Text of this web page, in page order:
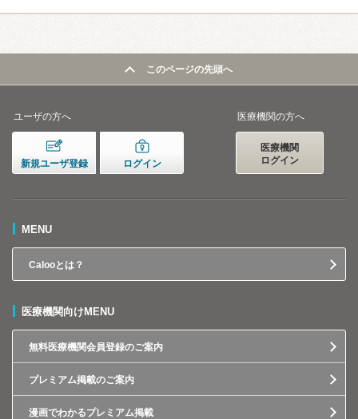
このページの先頭へ
ユーザの方へ
新規ユーザ登録 ログイン
医療機関の方へ
医療機関
ログイン
MENU
Calooとは？
医療機関向けMENU
無料医療機関会員登録のご案内
プレミアム掲載のご案内
漫画でわかるプレミアム掲載